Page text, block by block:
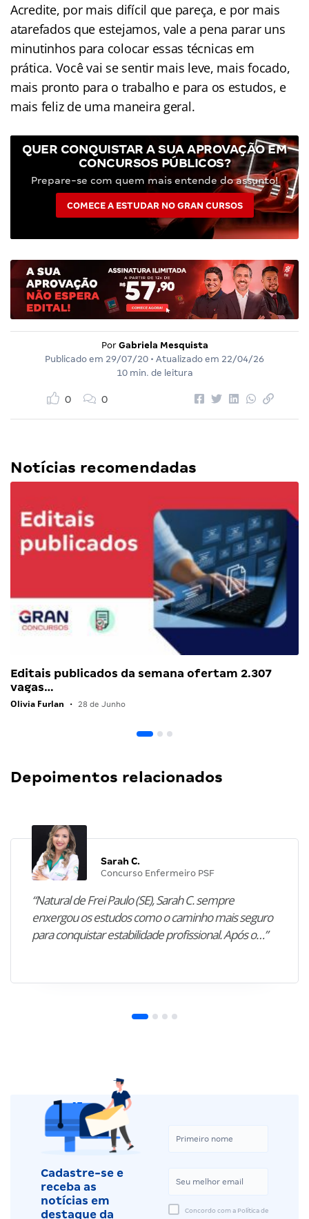
Acredite, por mais difícil que pareça, e por mais
atarefados que estejamos, vale a pena parar uns
minutinhos para colocar essas técnicas em
prática. Você vai se sentir mais leve, mais focado,
mais pronto para o trabalho e para os estudos, e
mais feliz de uma maneira geral.
QUER CONQUISTAR A SUA APROVAÇÃO EM
CONCURSOS PÚBLICOS?
Prepare-se com quem mais entende do assunto!
COMECE A ESTUDAR NO GRAN CURSOS
Por Gabriela Mesquista
Publicado em 29/07/20 • Atualizado em 22/04/26
10 min. de leitura
0 0
Notícias recomendadas
Editais publicados da semana ofertam 2.307
vagas…
Olivia Furlan • 28 de Junho
Depoimentos relacionados
Sarah C.
Concurso Enfermeiro PSF
“Natural de Frei Paulo (SE), Sarah C. sempre
enxergou os estudos como o caminho mais seguro
para conquistar estabilidade profissional. Após o…”
Cadastre-se e
receba as
notícias em
destaque da
Concordo com a Política de